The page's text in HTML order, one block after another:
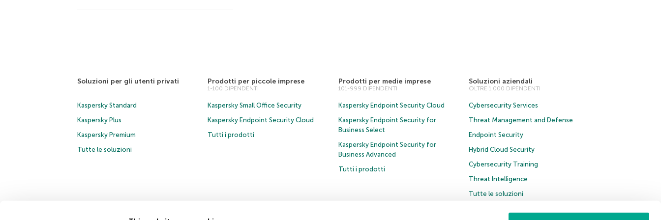
Soluzioni per gli utenti privati
Kaspersky Standard
Kaspersky Plus
Kaspersky Premium
Tutte le soluzioni
Prodotti per piccole imprese
1-100 DIPENDENTI
Kaspersky Small Office Security
Kaspersky Endpoint Security Cloud
Tutti i prodotti
Prodotti per medie imprese
101-999 DIPENDENTI
Kaspersky Endpoint Security Cloud
Kaspersky Endpoint Security for
Business Select
Kaspersky Endpoint Security for
Business Advanced
Tutti i prodotti
Soluzioni aziendali
OLTRE 1.000 DIPENDENTI
Cybersecurity Services
Threat Management and Defense
Endpoint Security
Hybrid Cloud Security
Cybersecurity Training
Threat Intelligence
Tutte le soluzioni